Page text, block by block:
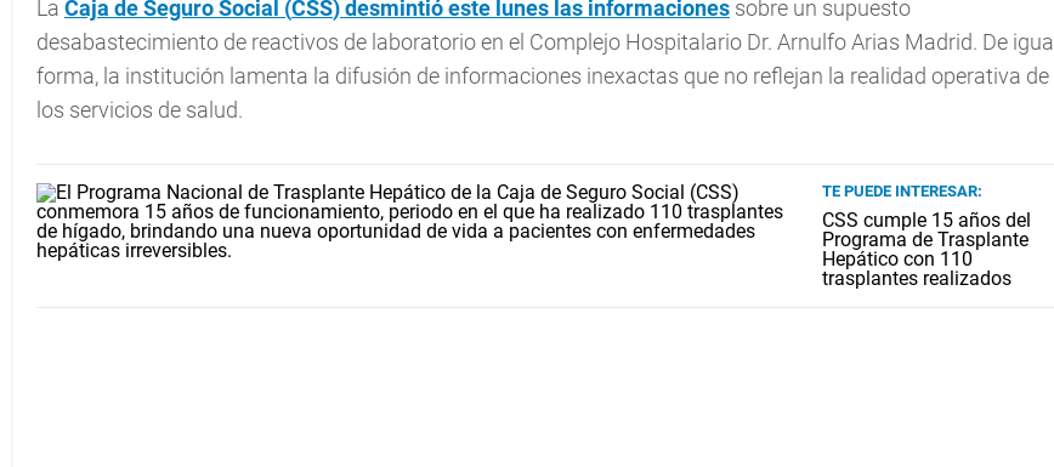
La Caja de Seguro Social (CSS) desmintió este lunes las informaciones sobre un supuesto
desabastecimiento de reactivos de laboratorio en el Complejo Hospitalario Dr. Arnulfo Arias Madrid. De igual
forma, la institución lamenta la difusión de informaciones inexactas que no reflejan la realidad operativa de
los servicios de salud.
TE PUEDE INTERESAR:
CSS cumple 15 años del
Programa de Trasplante
Hepático con 110
trasplantes realizados